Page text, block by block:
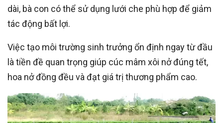
dài, bà con có thể sử dụng lưới che phù hợp để giảm
tác động bất lợi.
Việc tạo môi trường sinh trưởng ổn định ngay từ đầu
là tiền đề quan trọng giúp cúc mâm xôi nở đúng tết,
hoa nở đồng đều và đạt giá trị thương phẩm cao.